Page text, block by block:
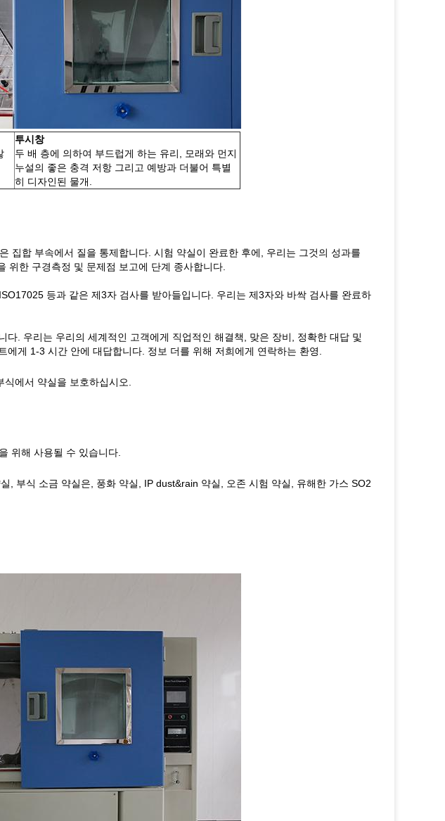
투시창
두 배 층에 의하여 부드럽게 하는 유리, 모래와 먼지
누설의 좋은 충격 저항 그리고 예방과 더불어 특별
히 디자인된 물개.
집합 부속에서 질을 통제합니다. 시험 약실이 완료한 후에, 우리는 그것의 성과를
위한 구경측정 및 문제점 보고에 단계 종사합니다.
등과 같은 제3자 검사를 받아들입니다. 우리는 제3자와 바싹 검사를 완료하
다. 우리는 우리의 세계적인 고객에게 직업적인 해결책, 맞은 장비, 정확한 대답 및
게 1-3 시간 안에 대답합니다. 정보 더를 위해 저희에게 연락하는 환영.
에서 약실을 보호하십시오.
위해 사용될 수 있습니다.
, 부식 소금 약실은, 풍화 약실, IP dust&rain 약실, 오존 시험 약실, 유해한 가스 SO2